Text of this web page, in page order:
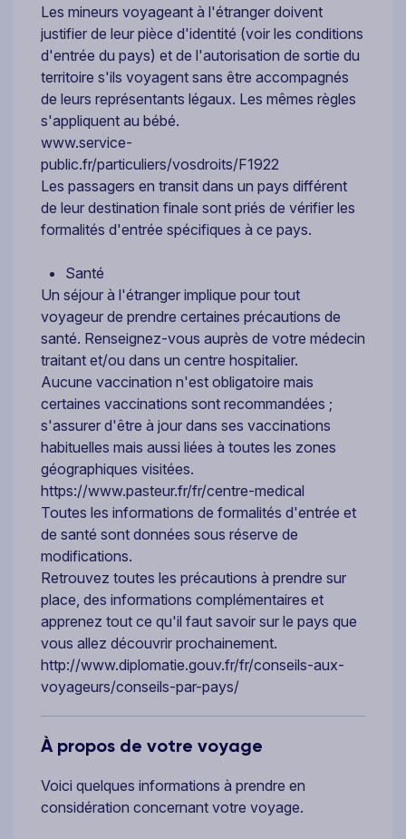
Les mineurs voyageant à l'étranger doivent
justifier de leur pièce d'identité (voir les conditions
d'entrée du pays) et de l'autorisation de sortie du
territoire s'ils voyagent sans être accompagnés
de leurs représentants légaux. Les mêmes règles
s'appliquent au bébé.
www.service-
public.fr/particuliers/vosdroits/F1922
Les passagers en transit dans un pays différent
de leur destination finale sont priés de vérifier les
formalités d'entrée spécifiques à ce pays.
Santé
Un séjour à l'étranger implique pour tout
voyageur de prendre certaines précautions de
santé. Renseignez-vous auprès de votre médecin
traitant et/ou dans un centre hospitalier.
Aucune vaccination n'est obligatoire mais
certaines vaccinations sont recommandées ;
s'assurer d'être à jour dans ses vaccinations
habituelles mais aussi liées à toutes les zones
géographiques visitées.
https://www.pasteur.fr/fr/centre-medical
Toutes les informations de formalités d'entrée et
de santé sont données sous réserve de
modifications.
Retrouvez toutes les précautions à prendre sur
place, des informations complémentaires et
apprenez tout ce qu'il faut savoir sur le pays que
vous allez découvrir prochainement.
http://www.diplomatie.gouv.fr/fr/conseils-aux-
voyageurs/conseils-par-pays/
À propos de votre voyage
Voici quelques informations à prendre en
considération concernant votre voyage.